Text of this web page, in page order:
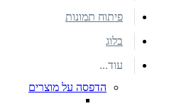
פיתוח תמונות
בלוג
עוד...
הדפסה על מוצרים